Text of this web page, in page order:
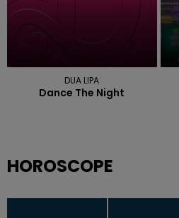
DUA LIPA
Dance The Night
HOROSCOPE